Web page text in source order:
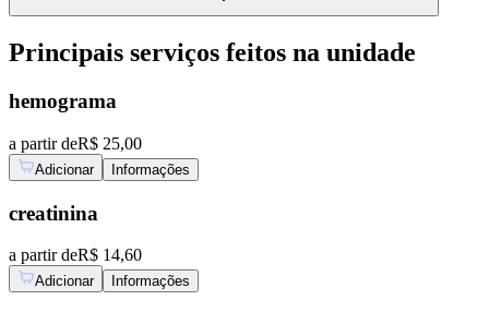
Principais serviços feitos na unidade
hemograma
a partir deR$ 25,00
Adicionar Informações
creatinina
a partir deR$ 14,60
Adicionar Informações